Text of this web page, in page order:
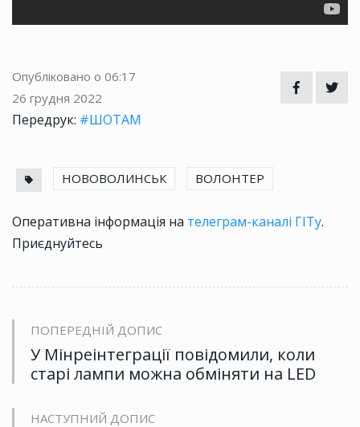
Опубліковано о 06:17
26 грудня 2022
Передрук: #ШОТАМ
НОВОВОЛИНСЬК ВОЛОНТЕР
Оперативна інформація на телеграм-каналі ГІТу.
Приєднуйтесь
ПОПЕРЕДНІЙ ДОПИС
У Мінреінтеграції повідомили, коли
старі лампи можна обміняти на LED
НАСТУПНИЙ ДОПИС